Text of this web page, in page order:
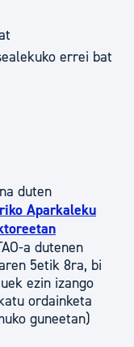
errei bat
duten
Aparkaleku
a dutenen
5etik 8ra, bi
ezin izango
ordainketa
guneetan)